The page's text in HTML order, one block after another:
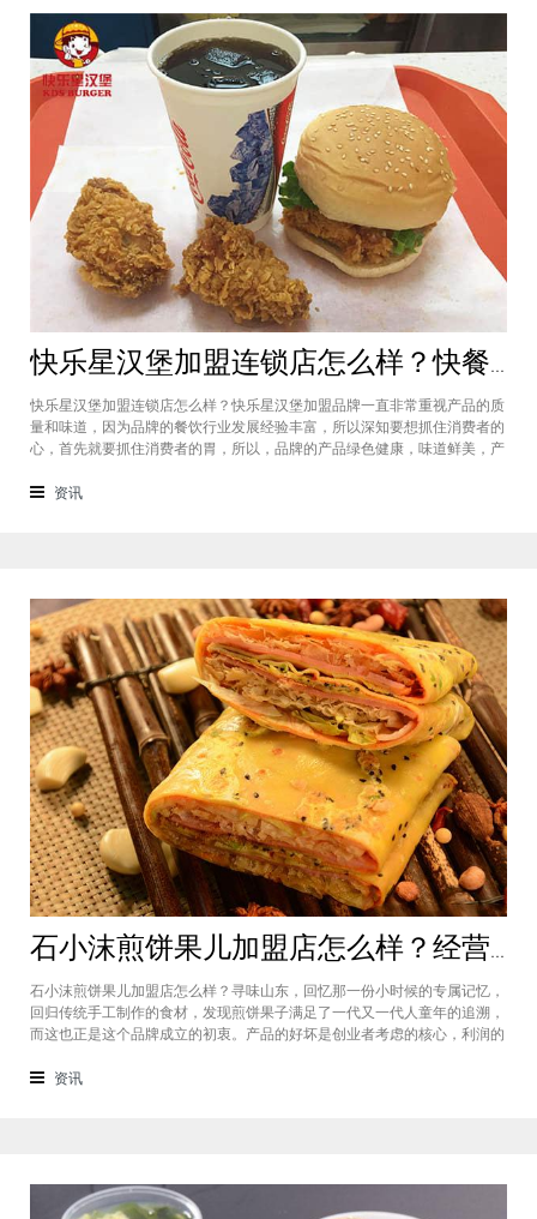
快乐星汉堡加盟连锁店怎么样？快餐店中产品口味如何？
快乐星汉堡加盟连锁店怎么样？快乐星汉堡加盟品牌一直非常重视产品的质
量和味道，因为品牌的餐饮行业发展经验丰富，所以深知要想抓住消费者的
心，首先就要抓住消费者的胃，所以，品牌的产品绿色健康，味道鲜美，产
错，下面就为大家仔细分析一下这个汉堡品牌加盟费多少钱？快乐星汉堡加
资讯
石小沫煎饼果儿加盟店怎么样？经营煎饼果子店利润如何
石小沫煎饼果儿加盟店怎么样？寻味山东，回忆那一份小时候的专属记忆，
回归传统手工制作的食材，发现煎饼果子满足了一代又一代人童年的追溯，
而这也正是这个品牌成立的初衷。产品的好坏是创业者考虑的核心，利润的
儿加盟怎么样？适不适合加盟？能赚钱吗？下面小编将为大家解答这些问
资讯